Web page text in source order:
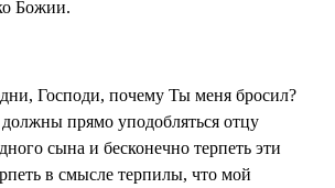
Божии.
Господи, почему Ты меня бросил?
прямо уподобляться отцу
сына и бесконечно терпеть эти
в смысле терпилы, что мой